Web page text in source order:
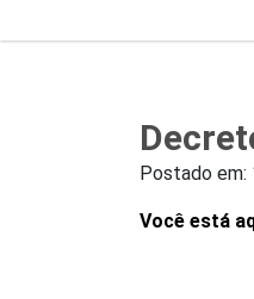
Postado em:
Você está